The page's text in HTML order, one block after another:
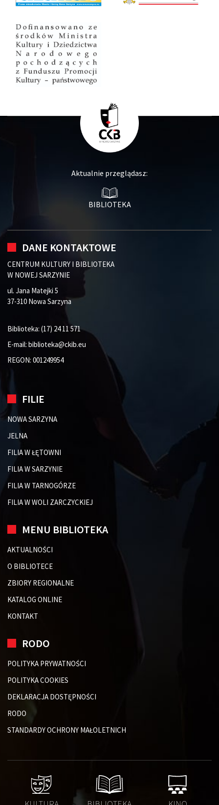
Aktualnie przeglądasz:
BIBLIOTEKA
DANE KONTAKTOWE
CENTRUM KULTURY I BIBLIOTEKA
W NOWEJ SARZYNIE
ul. Jana Matejki 5
37-310 Nowa Sarzyna
Biblioteka: (17) 24 11 571
E-mail: biblioteka@ckib.eu
REGON: 001249954
FILIE
NOWA SARZYNA
JELNA
FILIA W ŁĘTOWNI
FILIA W SARZYNIE
FILIA W TARNOGÓRZE
FILIA W WOLI ZARCZYCKIEJ
MENU BIBLIOTEKA
AKTUALNOŚCI
O BIBLIOTECE
ZBIORY REGIONALNE
KATALOG ONLINE
KONTAKT
RODO
POLITYKA PRYWATNOŚCI
POLITYKA COOKIES
DEKLARACJA DOSTĘPNOŚCI
RODO
STANDARDY OCHRONY MAŁOLETNICH